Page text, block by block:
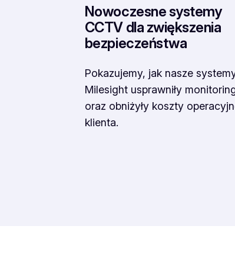
Nowoczesne systemy
CCTV dla zwiększenia
bezpieczeństwa
Pokazujemy, jak nasze
Milesight usprawniły
oraz obniżyły koszty
klienta.